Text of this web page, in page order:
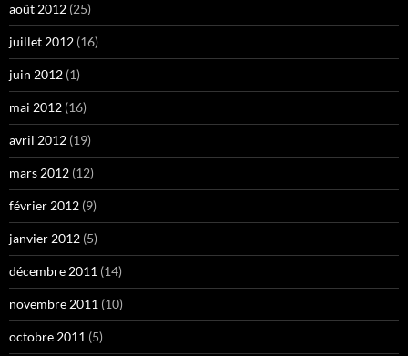
août 2012 (25)
juillet 2012 (16)
juin 2012 (1)
mai 2012 (16)
avril 2012 (19)
mars 2012 (12)
février 2012 (9)
janvier 2012 (5)
décembre 2011 (14)
novembre 2011 (10)
octobre 2011 (5)